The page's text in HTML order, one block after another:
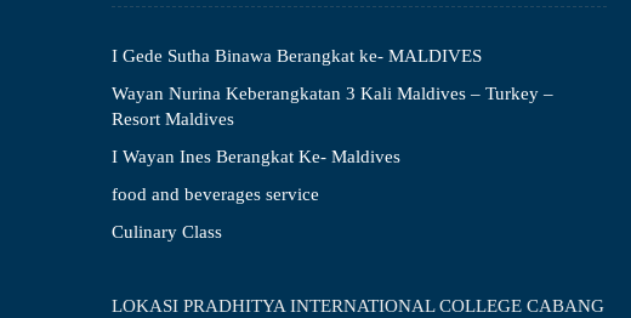
I Gede Sutha Binawa Berangkat ke- MALDIVES
Wayan Nurina Keberangkatan 3 Kali Maldives – Turkey –
Resort Maldives
I Wayan Ines Berangkat Ke- Maldives
food and beverages service
Culinary Class
LOKASI PRADHITYA INTERNATIONAL COLLEGE CABANG